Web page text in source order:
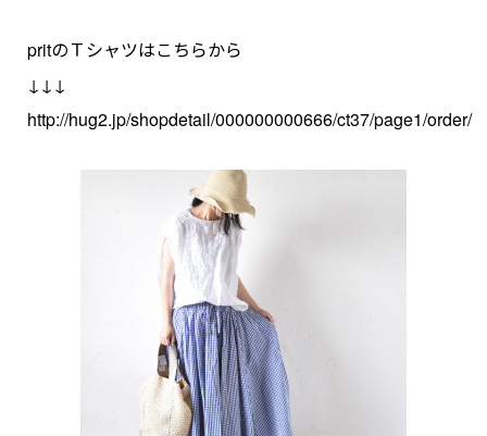
pritのＴシャツはこちらから
↓↓↓
http://hug2.jp/shopdetail/000000000666/ct37/page1/order/